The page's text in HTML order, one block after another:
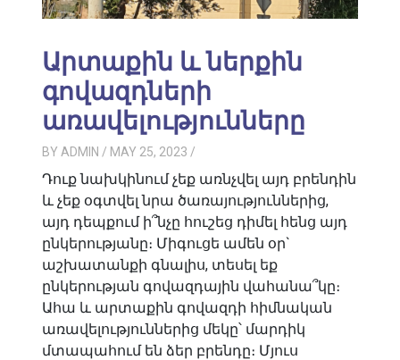
Արտաքին և ներքին
գովազդների
առավելությունները
BY ADMIN / MAY 25, 2023 /
Դուք նախկինում չեք առնչվել այդ բրենդին
և չեք օգտվել նրա ծառայություններից,
այդ դեպքում ի՞նչը հուշեց դիմել հենց այդ
ընկերությանը։ Միգուցե ամեն օր`
աշխատանքի գնալիս, տեսել եք
ընկերության գովազդային վահանա՞կը։
Ահա և արտաքին գովազդի հիմնական
առավելություններից մեկը՝ մարդիկ
մտապահում են ձեր բրենդը։ Մյուս